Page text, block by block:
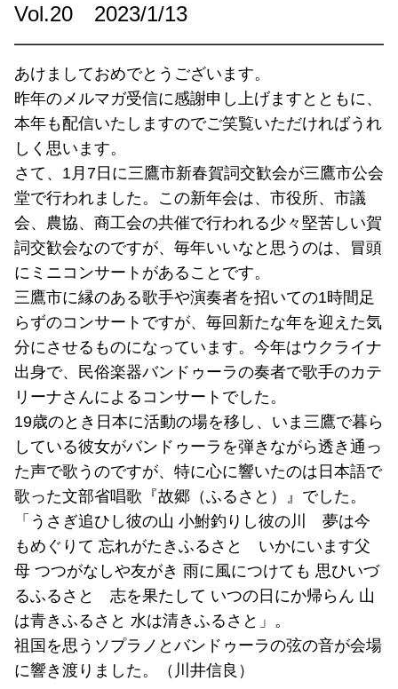
Vol.20 2023/1/13
あけましておめでとうございます。
昨年のメルマガ受信に感謝申し上げますとともに、
本年も配信いたしますのでご笑覧いただければうれ
しく思います。
さて、1月7日に三鷹市新春賀詞交歓会が三鷹市公会
堂で行われました。この新年会は、市役所、市議
会、農協、商工会の共催で行われる少々堅苦しい賀
詞交歓会なのですが、毎年いいなと思うのは、冒頭
にミニコンサートがあることです。
三鷹市に縁のある歌手や演奏者を招いての1時間足
らずのコンサートですが、毎回新たな年を迎えた気
分にさせるものになっています。今年はウクライナ
出身で、民俗楽器バンドゥーラの奏者で歌手のカテ
リーナさんによるコンサートでした。
19歳のとき日本に活動の場を移し、いま三鷹で暮ら
している彼女がバンドゥーラを弾きながら透き通っ
た声で歌うのですが、特に心に響いたのは日本語で
歌った文部省唱歌『故郷（ふるさと）』でした。
「うさぎ追ひし彼の山 小鮒釣りし彼の川 夢は今
もめぐりて 忘れがたきふるさと いかにいます父
母 つつがなしや友がき 雨に風につけても 思ひいづ
るふるさと 志を果たして いつの日にか帰らん 山
は青きふるさと 水は清きふるさと」。
祖国を思うソプラノとバンドゥーラの弦の音が会場
に響き渡りました。（川井信良）